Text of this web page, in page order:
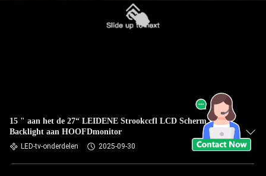
15 " aan het de 27“ LEIDENE Strookccfl LCD Scherm van
Backlight aan HOOFDmonitor
LED-tv-onderdelen 2025-09-30